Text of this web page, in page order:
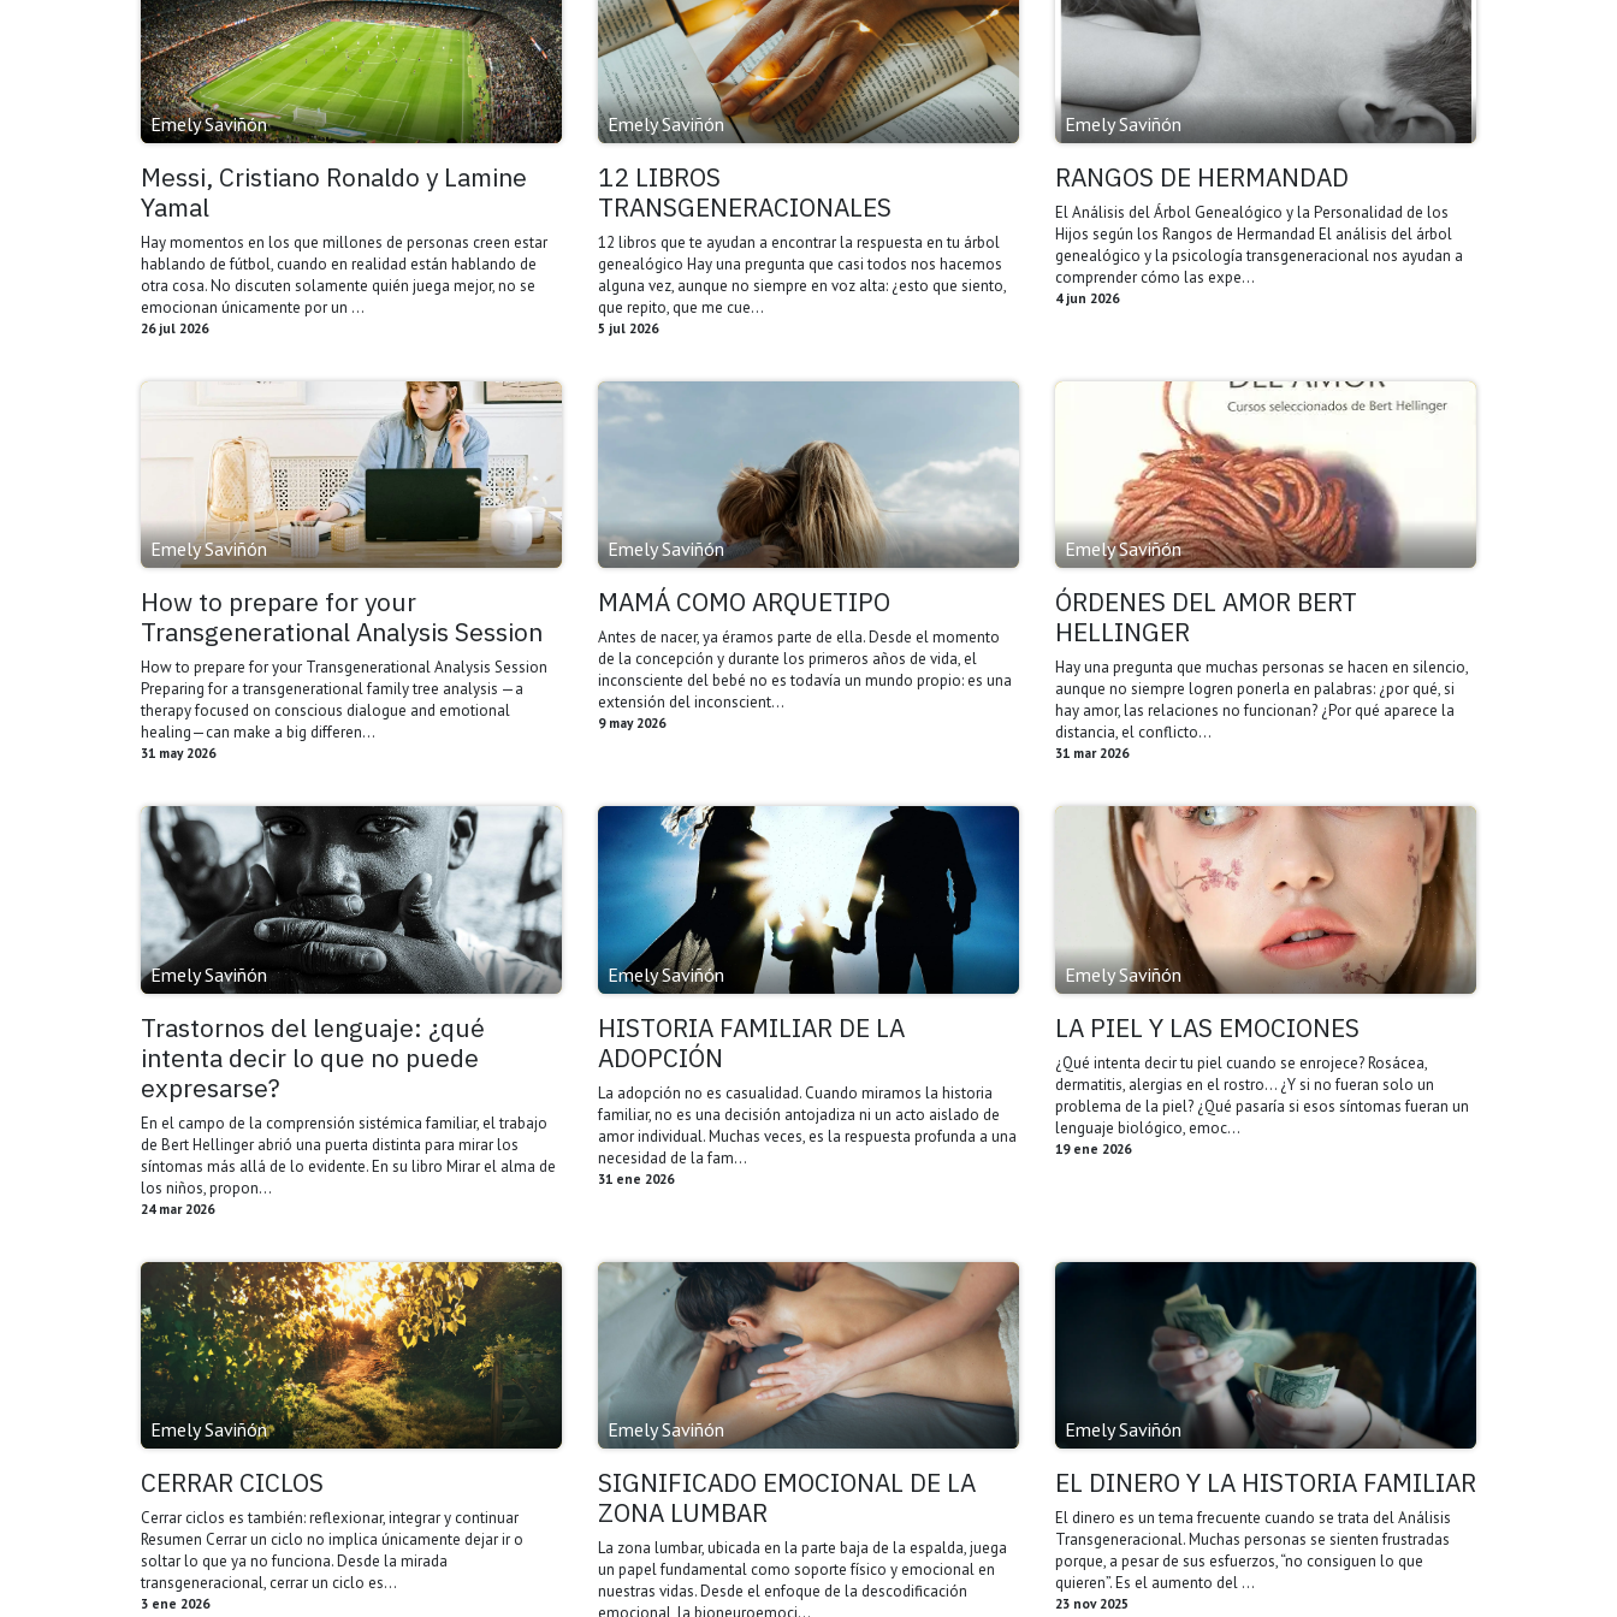
Emely Saviñón
Messi, Cristiano Ronaldo y Lamine
Yamal
Hay momentos en los que millones de personas creen estar
hablando de fútbol, cuando en realidad están hablando de
otra cosa. No discuten solamente quién juega mejor, no se
emocionan únicamente por un ...
26 jul 2026
Emely Saviñón
12 LIBROS
TRANSGENERACIONALES
12 libros que te ayudan a encontrar la respuesta en tu árbol
genealógico Hay una pregunta que casi todos nos hacemos
alguna vez, aunque no siempre en voz alta: ¿esto que siento,
que repito, que me cue...
5 jul 2026
Emely Saviñón
RANGOS DE HERMANDAD
El Análisis del Árbol Genealógico y la Personalidad de los
Hijos según los Rangos de Hermandad El análisis del árbol
genealógico y la psicología transgeneracional nos ayudan a
comprender cómo las expe...
4 jun 2026
Emely Saviñón
How to prepare for your
Transgenerational Analysis Session
How to prepare for your Transgenerational Analysis Session
Preparing for a transgenerational family tree analysis —a
therapy focused on conscious dialogue and emotional
healing—can make a big differen...
31 may 2026
Emely Saviñón
MAMÁ COMO ARQUETIPO
Antes de nacer, ya éramos parte de ella. Desde el momento
de la concepción y durante los primeros años de vida, el
inconsciente del bebé no es todavía un mundo propio: es una
extensión del inconscient...
9 may 2026
Emely Saviñón
ÓRDENES DEL AMOR BERT
HELLINGER
Hay una pregunta que muchas personas se hacen en silencio,
aunque no siempre logren ponerla en palabras: ¿por qué, si
hay amor, las relaciones no funcionan? ¿Por qué aparece la
distancia, el conflicto...
31 mar 2026
Emely Saviñón
Trastornos del lenguaje: ¿qué
intenta decir lo que no puede
expresarse?
En el campo de la comprensión sistémica familiar, el trabajo
de Bert Hellinger abrió una puerta distinta para mirar los
síntomas más allá de lo evidente. En su libro Mirar el alma de
los niños, propon...
24 mar 2026
Emely Saviñón
HISTORIA FAMILIAR DE LA
ADOPCIÓN
La adopción no es casualidad. Cuando miramos la historia
familiar, no es una decisión antojadiza ni un acto aislado de
amor individual. Muchas veces, es la respuesta profunda a una
necesidad de la fam...
31 ene 2026
Emely Saviñón
LA PIEL Y LAS EMOCIONES
¿Qué intenta decir tu piel cuando se enrojece? Rosácea,
dermatitis, alergias en el rostro… ¿Y si no fueran solo un
problema de la piel? ¿Qué pasaría si esos síntomas fueran un
lenguaje biológico, emoc...
19 ene 2026
Emely Saviñón
CERRAR CICLOS
Cerrar ciclos es también: reflexionar, integrar y continuar
Resumen Cerrar un ciclo no implica únicamente dejar ir o
soltar lo que ya no funciona. Desde la mirada
transgeneracional, cerrar un ciclo es...
3 ene 2026
Emely Saviñón
SIGNIFICADO EMOCIONAL DE LA
ZONA LUMBAR
La zona lumbar, ubicada en la parte baja de la espalda, juega
un papel fundamental como soporte físico y emocional en
nuestras vidas. Desde el enfoque de la descodificación
emocional, la bioneuroemoci...
Emely Saviñón
EL DINERO Y LA HISTORIA FAMILIAR
El dinero es un tema frecuente cuando se trata del Análisis
Transgeneracional. Muchas personas se sienten frustradas
porque, a pesar de sus esfuerzos, “no consiguen lo que
quieren”. Es el aumento del ...
23 nov 2025